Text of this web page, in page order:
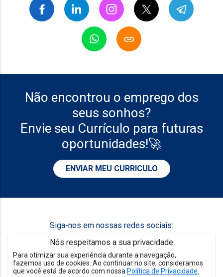
Nós respeitamos a sua privacidade
Para otimizar sua experiência durante a navegação,
fazemos uso de cookies. Ao continuar no site, consideramos
que você está de acordo com nossa Política de Privacidade.
Não encontrou o emprego dos
seus sonhos?
Envie seu Currículo para futuras
oportunidades!🚀
ENVIAR MEU CURRICULO
Siga-nos em nossas redes sociais: